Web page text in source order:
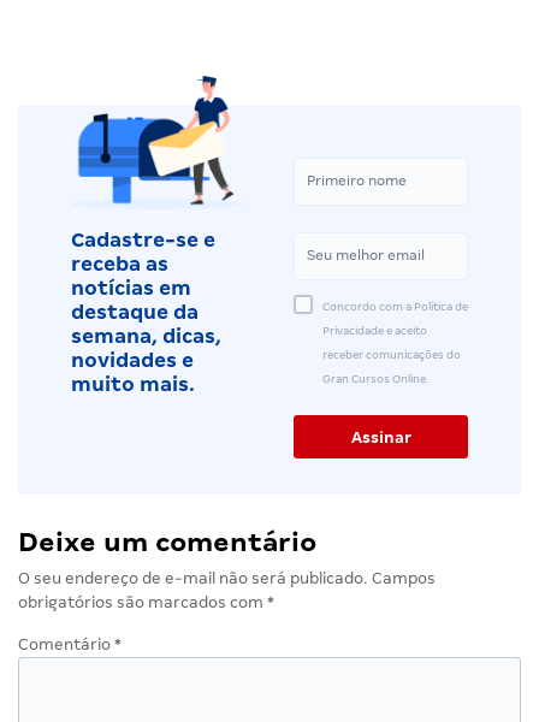
Cadastre-se e
receba as
notícias em
destaque da
semana, dicas,
novidades e
muito mais.
Concordo com a Política de
Privacidade e aceito
receber comunicações do
Gran Cursos Online.
Deixe um comentário
O seu endereço de e-mail não será publicado. Campos
obrigatórios são marcados com *
Comentário *